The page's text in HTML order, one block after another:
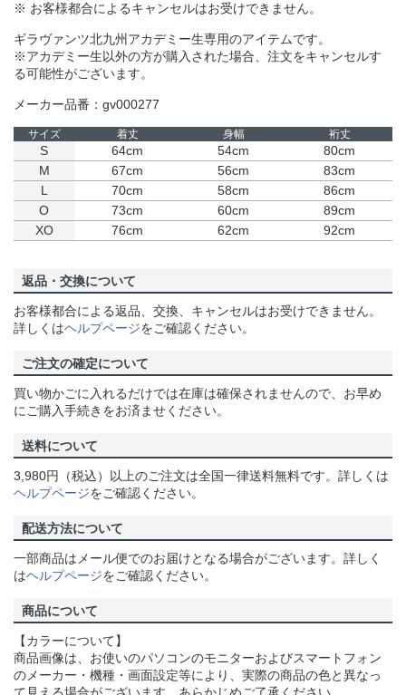
※ お客様都合によるキャンセルはお受けできません。
ギラヴァンツ北九州アカデミー生専用のアイテムです。
※アカデミー生以外の方が購入された場合、注文をキャンセルす
る可能性がございます。
メーカー品番：gv000277
サイズ 着丈 身幅 裄丈
S 64cm 54cm
80cm
M
67cm 56cm
83cm
L
70cm 58cm
86cm
O
73cm 60cm
89cm
XO
76cm 62cm 92cm
返品・交換について
お客様都合による返品、交換、キャンセルはお受けできません。
詳しくはヘルプページをご確認ください。
ご注文の確定について
買い物かごに入れるだけでは在庫は確保されませんので、お早め
にご購入手続きをお済ませください。
送料について
3,980円（税込）以上のご注文は全国一律送料無料です。詳しくは
ヘルプページをご確認ください。
配送方法について
一部商品はメール便でのお届けとなる場合がございます。詳しく
はヘルプページをご確認ください。
商品について
【カラーについて】
商品画像は、お使いのパソコンのモニターおよびスマートフォン
のメーカー・機種・画面設定等により、実際の商品の色と異なっ